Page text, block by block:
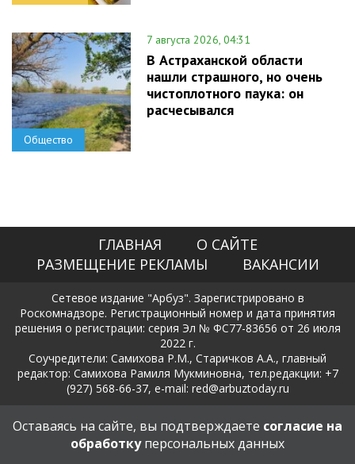
Общество
7 августа 2026, 04:31
В Астраханской области
нашли страшного, но очень
чистоплотного паука: он
расчесывался
ГЛАВНАЯ
О САЙТЕ
РАЗМЕЩЕНИЕ РЕКЛАМЫ
ВАКАНСИИ
Сетевое издание "Арбуз". Зарегистрировано в
Роскомнадзоре. Регистрационный номер и дата принятия
решения о регистрации: серия Эл № ФС77-83656 от 26 июля
2022 г.
Соучредители: Самихова Р.М., Старичков А.А., главный
редактор: Самихова Рамиля Мукминовна, тел.редакции: +7
(927) 568-66-37, e-mail: red@arbuztoday.ru
Политика в отношении обработки и защиты персональных
данных
Оставаясь на сайте, вы подтверждаете согласие на
обработкуперсональных данных